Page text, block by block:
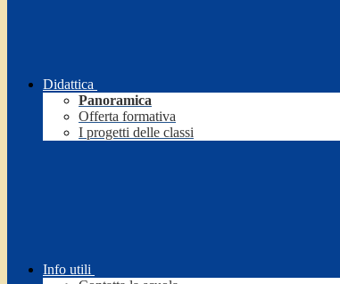
Didattica
Panoramica
Offerta formativa
I progetti delle classi
Info utili